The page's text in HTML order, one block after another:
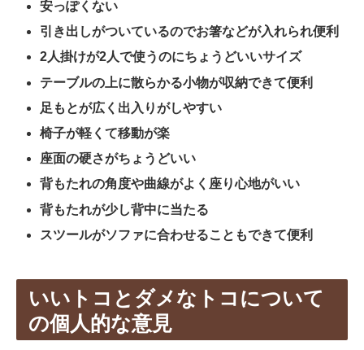
安っぽくない
引き出しがついているのでお箸などが入れられ便利
2人掛けが2人で使うのにちょうどいいサイズ
テーブルの上に散らかる小物が収納できて便利
足もとが広く出入りがしやすい
椅子が軽くて移動が楽
座面の硬さがちょうどいい
背もたれの角度や曲線がよく座り心地がいい
背もたれが少し背中に当たる
スツールがソファに合わせることもできて便利
いいトコとダメなトコについて
の個人的な意見